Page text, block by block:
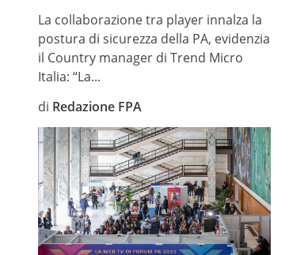
La collaborazione tra player innalza la
postura di sicurezza della PA, evidenzia
il Country manager di Trend Micro
Italia: “La...
di Redazione FPA